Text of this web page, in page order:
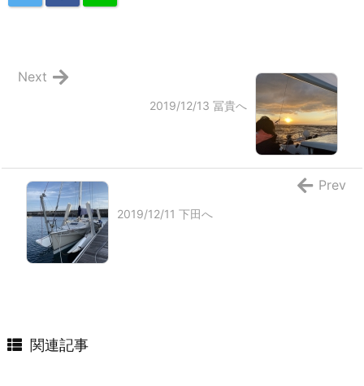
2019/12/13 冨貴へ
Next
2019/12/11 下田へ
Prev
関連記事